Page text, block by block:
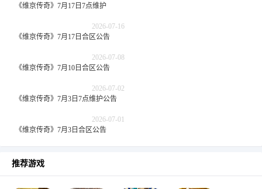
《维京传奇》7月17日7点维护
2026-07-16
《维京传奇》7月17日合区公告
2026-07-08
《维京传奇》7月10日合区公告
2026-07-02
《维京传奇》7月3日7点维护公告
2026-07-01
《维京传奇》7月3日合区公告
推荐游戏